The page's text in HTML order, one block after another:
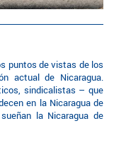
puntos de vistas de los
actual de Nicaragua.
sindicalistas – que
en la Nicaragua de
la Nicaragua de